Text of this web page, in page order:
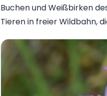
Buchen und Weißbirken
Tieren in freier Wildbahn,